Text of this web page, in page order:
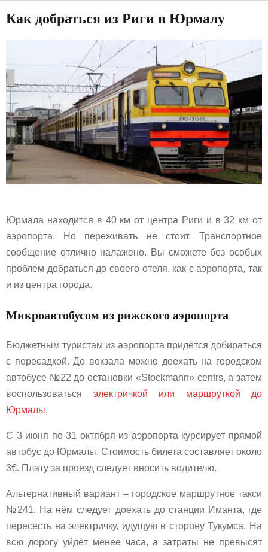
Как добраться из Риги в Юрмалу
Юрмала находится в 40 км от центра Риги и в 32 км от
аэропорта. Но переживать не стоит. Транспортное
сообщение отлично налажено. Вы сможете без особых
проблем добраться до своего отеля, как с аэропорта, так
и из центра города.
Микроавтобусом из рижского аэропорта
Бюджетным туристам из аэропорта придётся добираться
с пересадкой. До вокзала можно доехать на городском
автобусе №22 до остановки «Stockmann» centrs, а затем
воспользоваться электричкой или маршруткой до
Юрмалы.
С 3 июня по 31 октября из аэропорта курсирует прямой
автобус до Юрмалы. Стоимость билета составляет около
3€. Плату за проезд следует вносить водителю.
Альтернативный вариант – городское маршрутное такси
№241. На нём следует доехать до станции Иманта, где
пересесть на электричку, идущую в сторону Тукумса. На
всю дорогу уйдёт менее часа, а затраты не превысят